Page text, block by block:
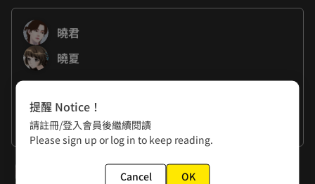
曉君
曉夏
曉君：一位女性友人在結婚後就被牢牢綑綁在”角色職責”上
而失去個人好惡自由，看她愈來愈悶悶不樂，我就挺懷疑當時
戀愛的”愛”，還經得起多久的時間消磨。(° ο°)
曉夏：結婚後連喜好都不能自己決定, 太難過了o(TωT)o
看更多
提醒 Notice！
請註冊/登入會員後繼續閱讀
Please sign up or log in to keep reading.
Cancel OK